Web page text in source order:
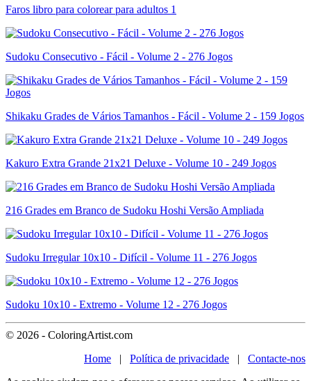
Faros libro para colorear para adultos 1
Sudoku Consecutivo - Fácil - Volume 2 - 276 Jogos
Shikaku Grades de Vários Tamanhos - Fácil - Volume 2 - 159 Jogos
Kakuro Extra Grande 21x21 Deluxe - Volume 10 - 249 Jogos
216 Grades em Branco de Sudoku Hoshi Versão Ampliada
Sudoku Irregular 10x10 - Difícil - Volume 11 - 276 Jogos
Sudoku 10x10 - Extremo - Volume 12 - 276 Jogos
© 2026 - ColoringArtist.com
Home | Política de privacidade | Contacte-nos